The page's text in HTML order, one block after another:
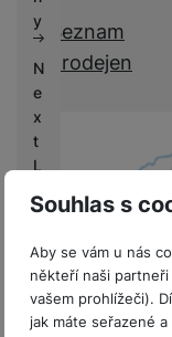
Souhlas s
Aby se vám u nás
někteří naši
vašem prohlížeči).
jak máte seřazené
y
y
N
e
x
t
L
e
V
ý
Seznam
prodejen